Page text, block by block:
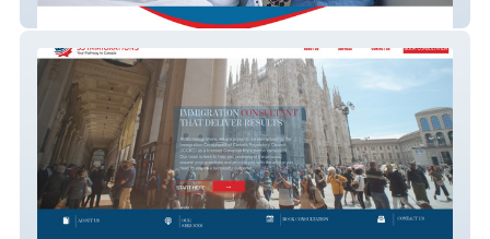
Accord Pointe Care